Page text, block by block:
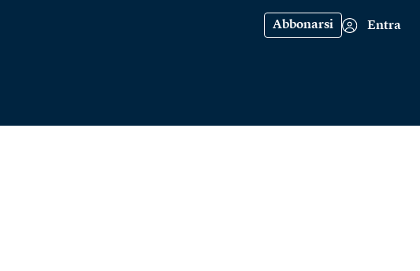
Abbonarsi Entra